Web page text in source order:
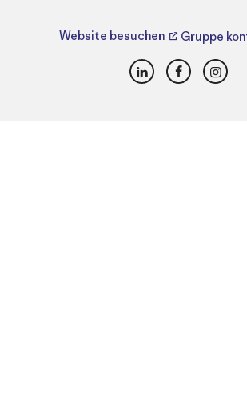
Website besuchen Gruppe
LinkedInFacebook